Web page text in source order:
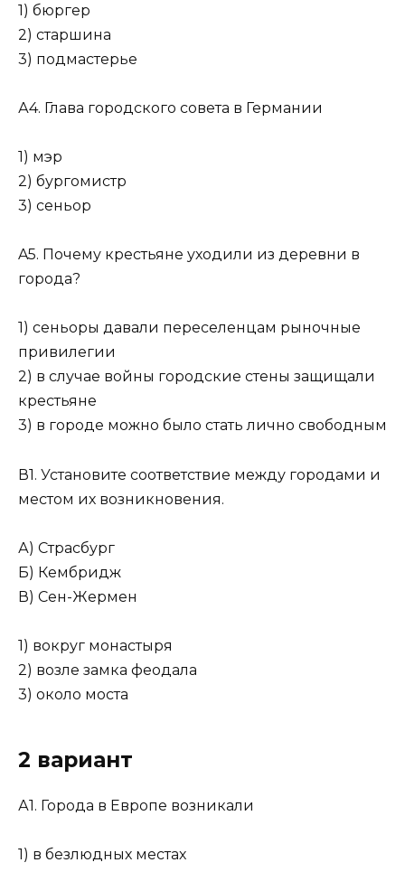
1) бюргер
2) старшина
3) подмастерье
А4. Глава городского совета в Германии
1) мэр
2) бургомистр
3) сеньор
A5. Почему крестьяне уходили из деревни в
города?
1) сеньоры давали переселенцам рыночные
привилегии
2) в случае войны городские стены защищали
крестьяне
3) в городе можно было стать лично свободным
В1. Установите соответствие между городами и
местом их возникновения.­
А) Страсбург
Б) Кембридж
В) Сен-Жермен
1) вокруг монастыря
2) возле замка феодала
3) около моста
2 вариант
А1. Города в Европе возникали
1) в безлюдных местах